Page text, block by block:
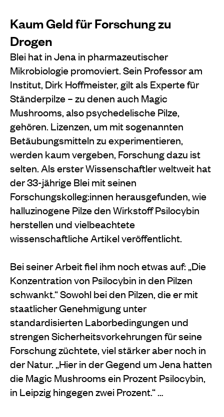
Kaum Geld für Forschung zu
Drogen
Blei hat in Jena in pharmazeutischer
Mikrobiologie promoviert. Sein Professor am
Institut, Dirk Hoffmeister, gilt als Experte für
Ständerpilze – zu denen auch Magic
Mushrooms, also psychedelische Pilze,
gehören. Lizenzen, um mit sogenannten
Betäubungsmitteln zu experimentieren,
werden kaum vergeben, Forschung dazu ist
selten. Als erster Wissenschaftler weltweit hat
der 33-jährige Blei mit seinen
Forschungskolleg:innen herausgefunden, wie
halluzinogene Pilze den Wirkstoff Psilocybin
herstellen und vielbeachtete
wissenschaftliche Artikel veröffentlicht.
Bei seiner Arbeit fiel ihm noch etwas auf: „Die
Konzentration von Psilocybin in den Pilzen
schwankt.“ Sowohl bei den Pilzen, die er mit
staatlicher Genehmigung unter
standardisierten Laborbedingungen und
strengen Sicherheitsvorkehrungen für seine
Forschung züchtete, viel stärker aber noch in
der Natur. „Hier in der Gegend um Jena hatten
die Magic Mushrooms ein Prozent Psilocybin,
in Leipzig hingegen zwei Prozent.“ …